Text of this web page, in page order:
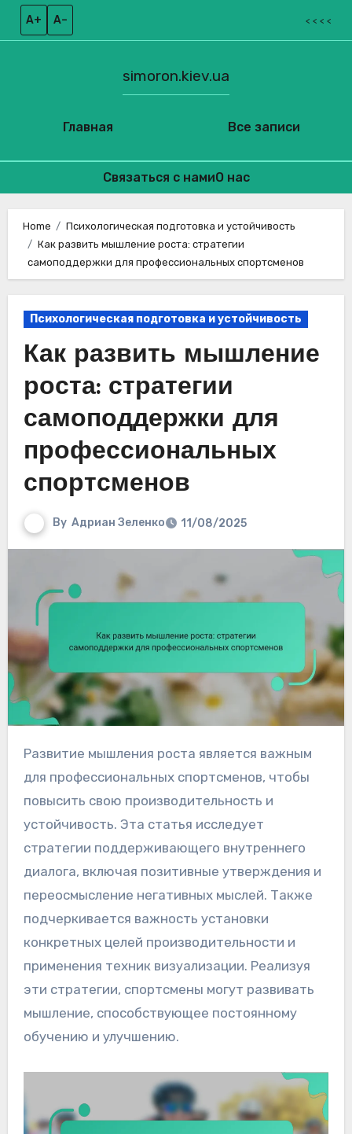
A+ A– < < < <
Главная
simoron.kiev.ua
Все записи
Связаться с намиО нас
content
Home
Психологическая подготовка и устойчивость
Как развить мышление роста: стратегии
самоподдержки для профессиональных спортсменов
Психологическая подготовка и устойчивость
Как развить мышление
роста: стратегии
самоподдержки для
профессиональных
спортсменов
By Адриан Зеленко 11/08/2025
Развитие мышления роста является важным
для профессиональных спортсменов, чтобы
повысить свою производительность и
устойчивость. Эта статья исследует
стратегии поддерживающего внутреннего
диалога, включая позитивные утверждения и
переосмысление негативных мыслей. Также
подчеркивается важность установки
конкретных целей производительности и
применения техник визуализации. Реализуя
эти стратегии, спортсмены могут развивать
мышление, способствующее постоянному
обучению и улучшению.